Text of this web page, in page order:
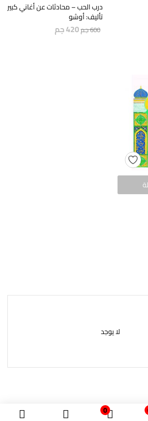
0
درب الحب – محادثات عن أغاني كبير
تأليف: أوشو
600جم420جم
لا يوجد